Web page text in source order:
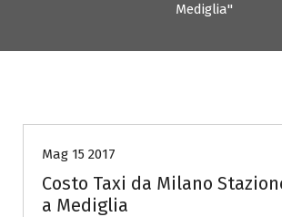
Mediglia"
Mag 15 2017
Costo Taxi da Milano
a Mediglia